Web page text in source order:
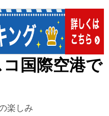
国際空港で
楽しみ